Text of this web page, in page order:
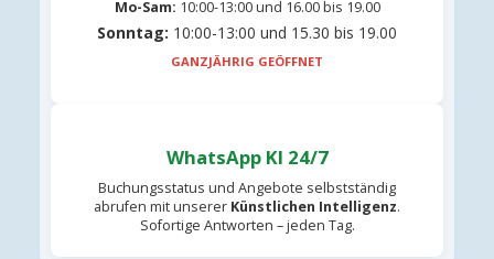
Mo-Sam: 10:00-13:00 und 16.00 bis 19.00
Sonntag: 10:00-13:00 und 15.30 bis 19.00
GANZJÄHRIG GEÖFFNET
WhatsApp KI 24/7
Buchungsstatus und Angebote selbstständig
abrufen mit unserer Künstlichen Intelligenz.
Sofortige Antworten – jeden Tag.